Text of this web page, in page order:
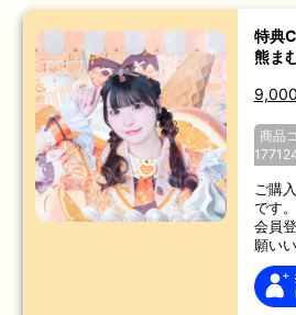
特典
熊ま
商品
ご購
です。
会員
願い